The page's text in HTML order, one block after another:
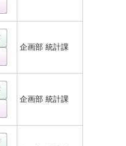
企画部 統計課
企画部 統計課